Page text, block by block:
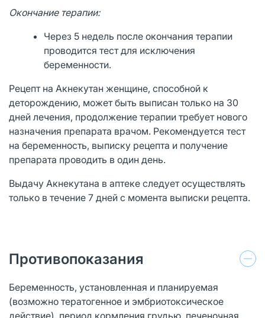
Окончание терапии:
Через 5 недель после окончания терапии
проводится тест для исключения
беременности.
Рецепт на Акнекутан женщине, способной к
деторождению, может быть выписан только на 30
дней лечения, продолжение терапии требует нового
назначения препарата врачом. Рекомендуется тест
на беременность, выписку рецепта и получение
препарата проводить в один день.
Выдачу Акнекутана в аптеке следует осуществлять
только в течение 7 дней с момента выписки рецепта.
Противопоказания
Беременность, установленная и планируемая
(возможно тератогенное и эмбриотоксическое
действие), период кормления грудью, печеночная